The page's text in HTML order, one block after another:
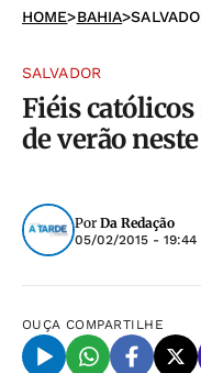
HOME>BAHIA>
SALVADOR
Fiéis
de verão
Por Da Redação
05/02/2015 - 19:44
OUÇA COMPARTILHE